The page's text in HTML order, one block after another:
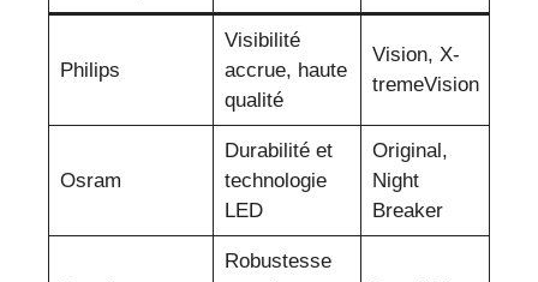
Philips
Visibilité
accrue, haute
qualité
Vision, X-
tremeVision
Osram
Durabilité et
technologie
LED
Original,
Night
Breaker
Robustesse